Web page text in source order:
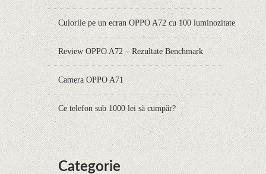
Culorile pe un ecran OPPO A72 cu 100 luminozitate
Review OPPO A72 – Rezultate Benchmark
Camera OPPO A71
Ce telefon sub 1000 lei să cumpăr?
Categorie